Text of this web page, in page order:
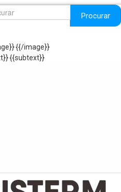
Procurar
{{/image}}
{{subtext}}